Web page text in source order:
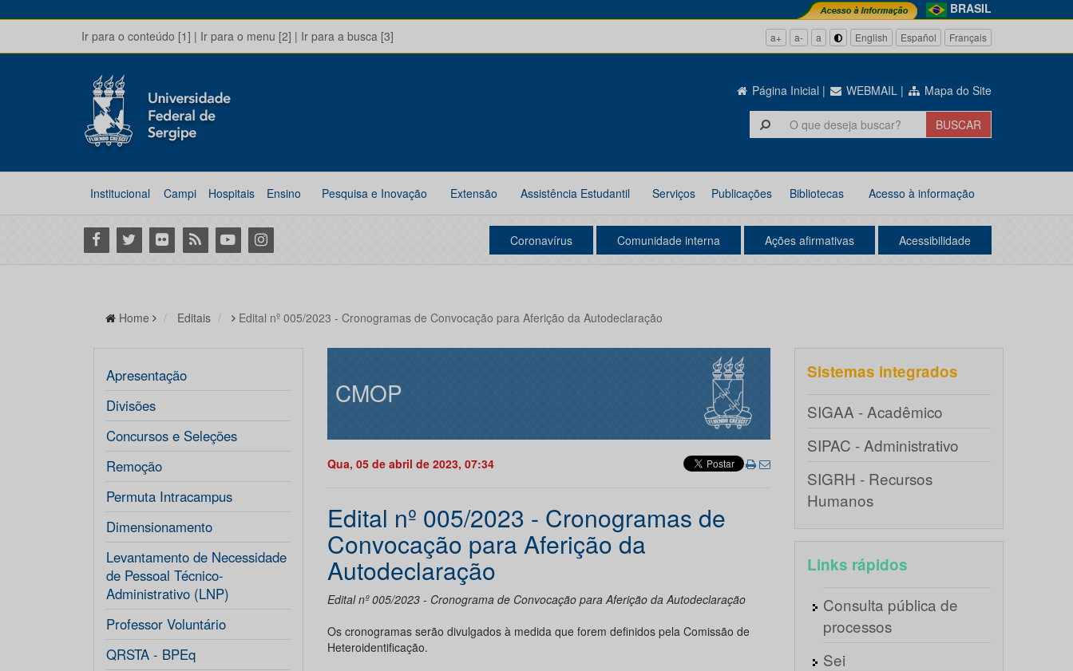
BRASIL
Ir para o conteúdo [1] | Ir para o menu [2] | Ir para a busca [3] a+ a- a English Español Français
Página Inicial | WEBMAIL | Mapa do Site
Institucional Campi Hospitais Ensino Pesquisa e Inovação Extensão Assistência Estudantil Serviços Publicações Bibliotecas Acesso à informação
Facebook
Twitter Flickr RSS YoutubeInstagram Coronavírus Comunidade interna Ações afirmativas Acessibilidade
Home Editais Edital nº 005/2023 - Cronogramas de Convocação para Aferição da Autodeclaração
Apresentação
Divisões
Concursos e Seleções
Remoção
Permuta Intracampus
Dimensionamento
Levantamento de Necessidade
de Pessoal Técnico-
Administrativo (LNP)
Professor Voluntário
QRSTA - BPEq
CMOP
Qua, 05 de abril de 2023, 07:34
Edital nº 005/2023 - Cronogramas de
Convocação para Aferição da
Autodeclaração
Edital nº 005/2023 - Cronograma de Convocação para Aferição da Autodeclaração
Os cronogramas serão divulgados à medida que forem definidos pela Comissão de
Heteroidentificação.
Sistemas integrados
SIGAA - Acadêmico
SIPAC - Administrativo
SIGRH - Recursos
Humanos
Links rápidos
Consulta pública de
processos
Sei